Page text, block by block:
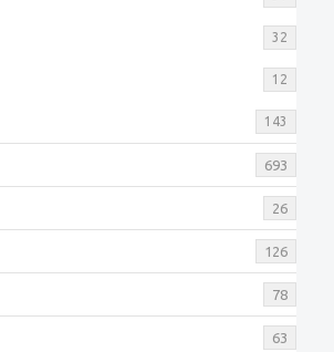
32
12
143
693
26
126
78
63